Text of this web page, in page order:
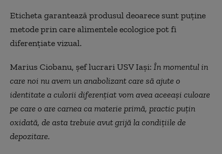
Eticheta garantează produsul deoarece sunt puține
metode prin care alimentele ecologice pot fi
diferențiate vizual.
Marius Ciobanu, șef lucrari USV Iași: În momentul in
care noi nu avem un anabolizant care să ajute o
identitate a culorii diferențiat vom avea aceeași culoare
pe care o are carnea ca materie primă, practic puțin
oxidată, de asta trebuie avut grijă la condițiile de
depozitare.